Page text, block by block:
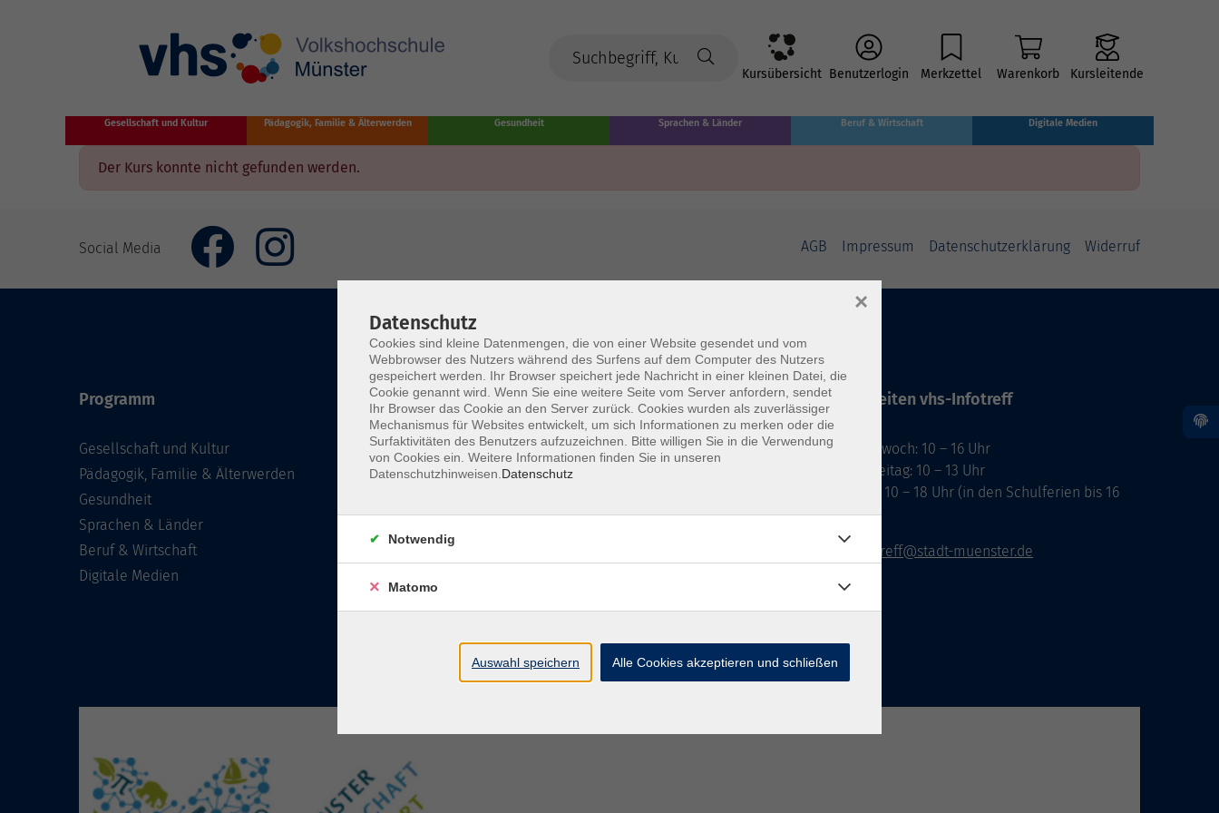
Kursübersicht Benutzerlogin Merkzettel Warenkorb Kursleitende
Gesellschaft und Kultur Pädagogik, Familie & Älterwerden Gesundheit Sprachen & Länder Beruf & Wirtschaft Digitale Medien
Der Kurs konnte nicht gefunden werden.
Social Media AGB Impressum Datenschutzerklärung Widerruf
Programm
Gesellschaft und Kultur
Pädagogik, Familie & Älterwerden
Gesundheit
Sprachen & Länder
Beruf & Wirtschaft
Digitale Medien
Volkshochschule Münster
Aegidiistraße 70
48143 Münster
vhs@stadt-muenster.de
Lage im Stadtplan
Öffnungszeiten vhs-Infotreff
Montag, Mittwoch: 10 – 16 Uhr
Dienstag, Freitag: 10 – 13 Uhr
Donnerstag: 10 – 18 Uhr (in den Schulferien bis 16
Uhr)
vhs-infotreff@stadt-muenster.de
Datenschutz
Cookies sind kleine Datenmengen, die von einer Website gesendet und vom
Webbrowser des Nutzers während des Surfens auf dem Computer des Nutzers
gespeichert werden. Ihr Browser speichert jede Nachricht in einer kleinen Datei, die
Cookie genannt wird. Wenn Sie eine weitere Seite vom Server anfordern, sendet
Ihr Browser das Cookie an den Server zurück. Cookies wurden als zuverlässiger
Mechanismus für Websites entwickelt, um sich Informationen zu merken oder die
Surfaktivitäten des Benutzers aufzuzeichnen. Bitte willigen Sie in die Verwendung
von Cookies ein. Weitere Informationen finden Sie in unseren
Datenschutzhinweisen. Datenschutz
×
Notwendig
Matomo
Auswahl speichern Alle Cookies akzeptieren und schließen